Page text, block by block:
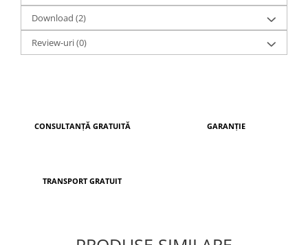
Download (2)
Review-uri(0)
CONSULTANȚĂ GRATUITĂ GARANȚIE
TRANSPORT GRATUIT